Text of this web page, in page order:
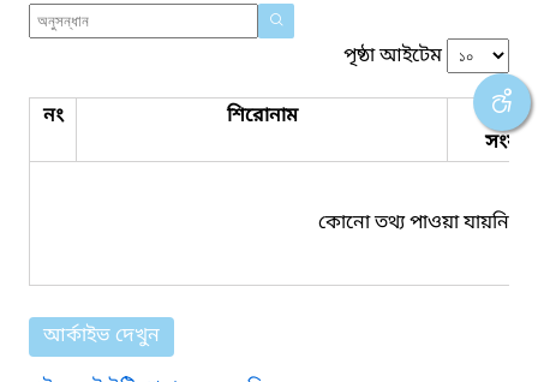
পৃষ্ঠা আইটেম
নং শিরোনাম
কোনো তথ্য পাওয়া যায়নি।
আর্কাইভ দেখুন